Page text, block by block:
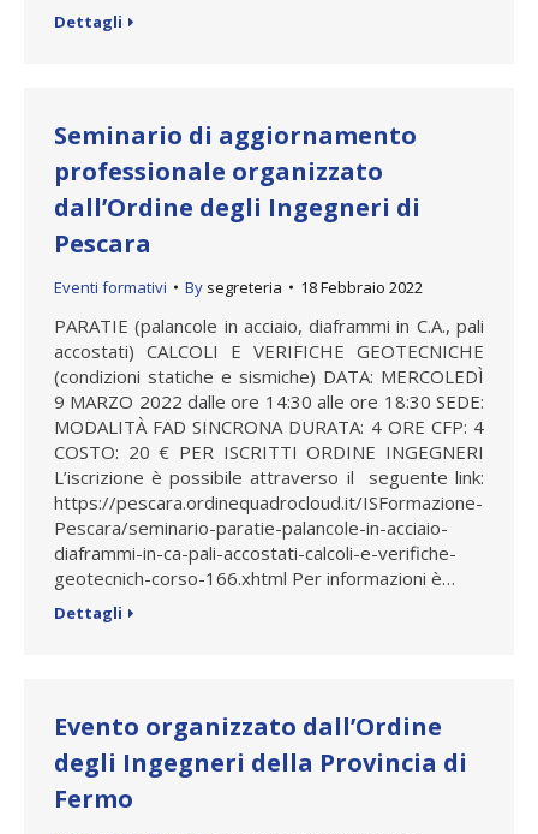
Dettagli
Seminario di aggiornamento
professionale organizzato
dall’Ordine degli Ingegneri di
Pescara
Eventi formativi By segreteria 18 Febbraio 2022
PARATIE (palancole in acciaio, diaframmi in C.A., pali
accostati) CALCOLI E VERIFICHE GEOTECNICHE
(condizioni statiche e sismiche) DATA: MERCOLEDÌ
9 MARZO 2022 dalle ore 14:30 alle ore 18:30 SEDE:
MODALITÀ FAD SINCRONA DURATA: 4 ORE CFP: 4
COSTO: 20 € PER ISCRITTI ORDINE INGEGNERI
L’iscrizione è possibile attraverso il seguente link:
https://pescara.ordinequadrocloud.it/ISFormazione-
Pescara/seminario-paratie-palancole-in-acciaio-
diaframmi-in-ca-pali-accostati-calcoli-e-verifiche-
geotecnich-corso-166.xhtml Per informazioni è…
Dettagli
Evento organizzato dall’Ordine
degli Ingegneri della Provincia di
Fermo